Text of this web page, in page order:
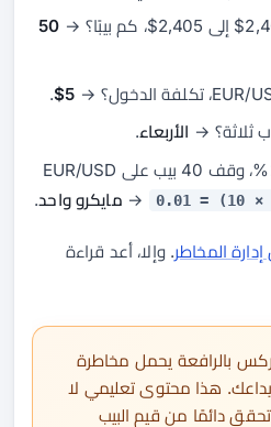
50
5$
.
ثلاثة؟ → الأربعاء.
حساب 200$، مخاطرة 2%، وقف 40 بيب على EUR/USD
→ مايكرو واحد.
إدارة المخاطر. وإلا، أعد قراءة
بالرافعة يحمل مخاطرة
هذا محتوى تعليمي لا
دائمًا من قيم البيب